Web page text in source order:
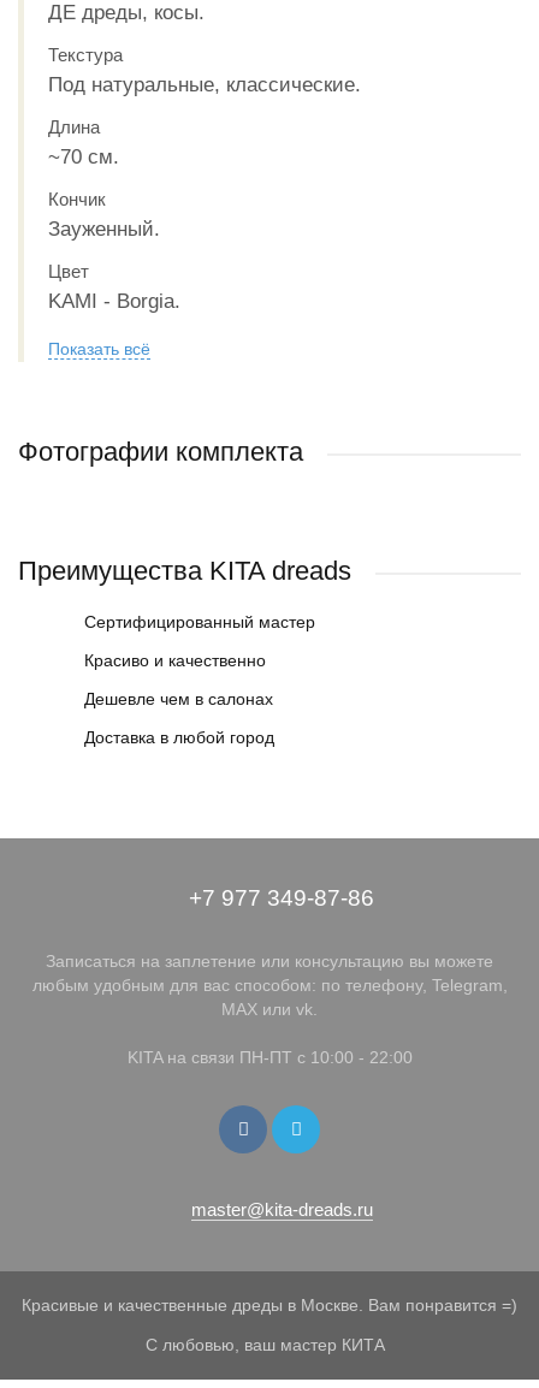
ДЕ дреды, косы.
Текстура
Под натуральные, классические.
Длина
~70 см.
Кончик
Зауженный.
Цвет
KAMI - Borgia.
Показать всё
Фотографии комплекта
Преимущества KITA dreads
Сертифицированный мастер
Красиво и качественно
Дешевле чем в салонах
Доставка в любой город
+7 977 349-87-86
Записаться на заплетение или консультацию вы можете
любым удобным для вас способом: по телефону, Telegram,
MAX или vk.
KITA на связи ПН-ПТ с 10:00 - 22:00
master@kita-dreads.ru
Красивые и качественные дреды в Москве. Вам понравится =)
С любовью, ваш мастер КИТА